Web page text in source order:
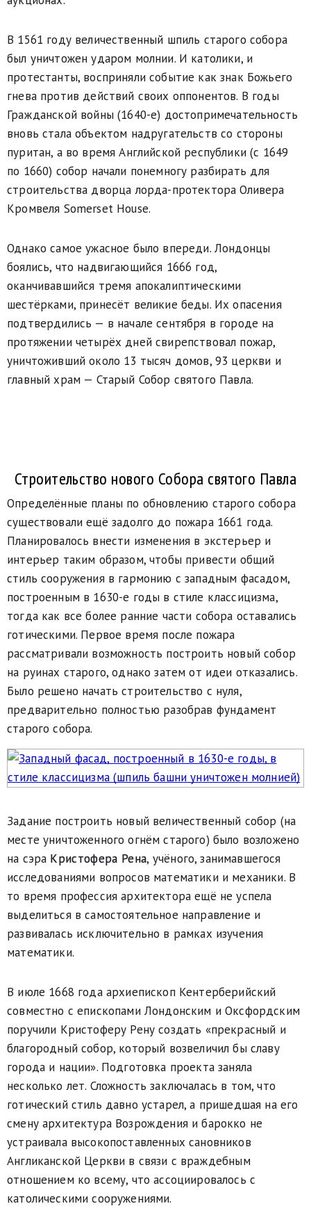
В 1561 году величественный шпиль старого собора
был уничтожен ударом молнии. И католики, и
протестанты, восприняли событие как знак Божьего
гнева против действий своих оппонентов. В годы
Гражданской войны (1640-е) достопримечательность
вновь стала объектом надругательств со стороны
пуритан, а во время Английской республики (с 1649
по 1660) собор начали понемногу разбирать для
строительства дворца лорда-протектора Оливера
Кромвеля Somerset House.
Однако самое ужасное было впереди. Лондонцы
боялись, что надвигающийся 1666 год,
оканчивавшийся тремя апокалиптическими
шестёрками, принесёт великие беды. Их опасения
подтвердились — в начале сентября в городе на
протяжении четырёх дней свирепствовал пожар,
уничтоживший около 13 тысяч домов, 93 церкви и
главный храм — Старый Собор святого Павла.
Строительство нового Собора святого Павла
Определённые планы по обновлению старого собора
существовали ещё задолго до пожара 1661 года.
Планировалось внести изменения в экстерьер и
интерьер таким образом, чтобы привести общий
стиль сооружения в гармонию с западным фасадом,
построенным в 1630-е годы в стиле классицизма,
тогда как все более ранние части собора оставались
готическими. Первое время после пожара
рассматривали возможность построить новый собор
на руинах старого, однако затем от идеи отказались.
Было решено начать строительство с нуля,
предварительно полностью разобрав фундамент
старого собора.
Задание построить новый величественный собор (на
месте уничтоженного огнём старого) было возложено
на сэра Кристофера Рена, учёного, занимавшегося
исследованиями вопросов математики и механики. В
то время профессия архитектора ещё не успела
выделиться в самостоятельное направление и
развивалась исключительно в рамках изучения
математики.
В июле 1668 года архиепископ Кентерберийский
совместно с епископами Лондонским и Оксфордским
поручили Кристоферу Рену создать «прекрасный и
благородный собор, который возвеличил бы славу
города и нации». Подготовка проекта заняла
несколько лет. Сложность заключалась в том, что
готический стиль давно устарел, а пришедшая на его
смену архитектура Возрождения и барокко не
устраивала высокопоставленных сановников
Англиканской Церкви в связи с враждебным
отношением ко всему, что ассоциировалось с
католическими сооружениями.